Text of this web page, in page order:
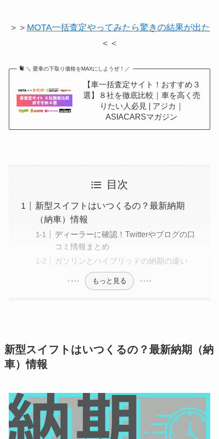
＞＞ MOTA一括査定やってみたら驚きの結果が出た
＜＜
＼ 愛車の下取り価格をMAXにしようぜ！／
【車一括査定サイト！おすすめ３
選】８社を徹底比較｜車を高く売
りたい人必見 | アジカ｜
ASIACARSマガジン
目次
新型スイフトはいつくるの？最新納期
（納車）情報
ディーラーに確認！Twitterやブログの口
コミ情報まとめ
ガソリンとハイブリッドの納期の違い
もっと見る
新型スイフト はいつくるの？最新納期（納
車）情報